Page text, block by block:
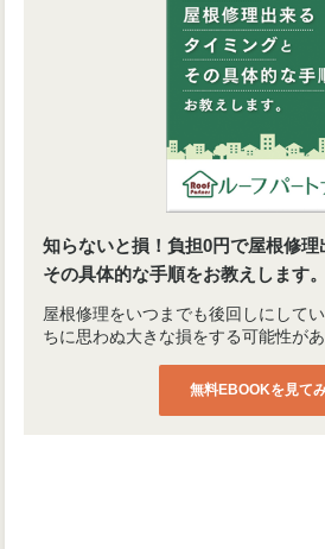
知らないと損！負担0円で屋根修理
その具体的な手順をお教えします。
屋根修理をいつまでも後回しにして
ちに思わぬ大きな損をする可能性があ
無料EBOOKを見て